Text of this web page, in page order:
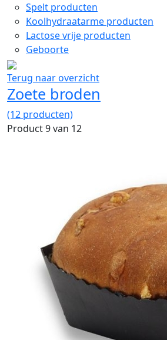
Spelt producten
Koolhydraatarme producten
Lactose vrije producten
Geboorte
Terug naar overzicht
Zoete broden
(12 producten)
Product 9 van 12